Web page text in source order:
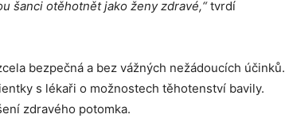
šanci otěhotnět jako ženy zdravé,“tvrdí
bezpečná a bez vážných nežádoucích účinků.
s lékaři o možnostech těhotenství bavily.
zdravého potomka.